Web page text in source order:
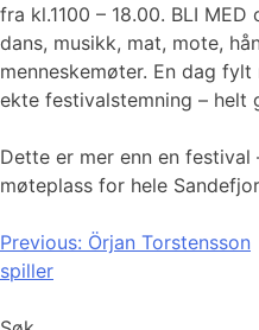
fra kl.1100 – 18.00. BLI
dans, musikk, mat, mote,
menneskemøter. En dag
ekte festivalstemning – helt
Dette er mer enn en
møteplass for hele
Innleggsnavigasjon
Previous: Örjan Torstensson
spiller